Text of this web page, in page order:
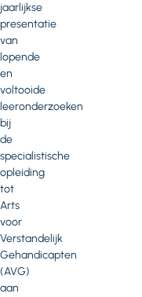
jaarlijkse
presentatie
van
lopende
en
voltooide
leeronderzoeken
bij
de
specialistische
opleiding
tot
Arts
voor
Verstandelijk
Gehandicapten
(AVG)
aan